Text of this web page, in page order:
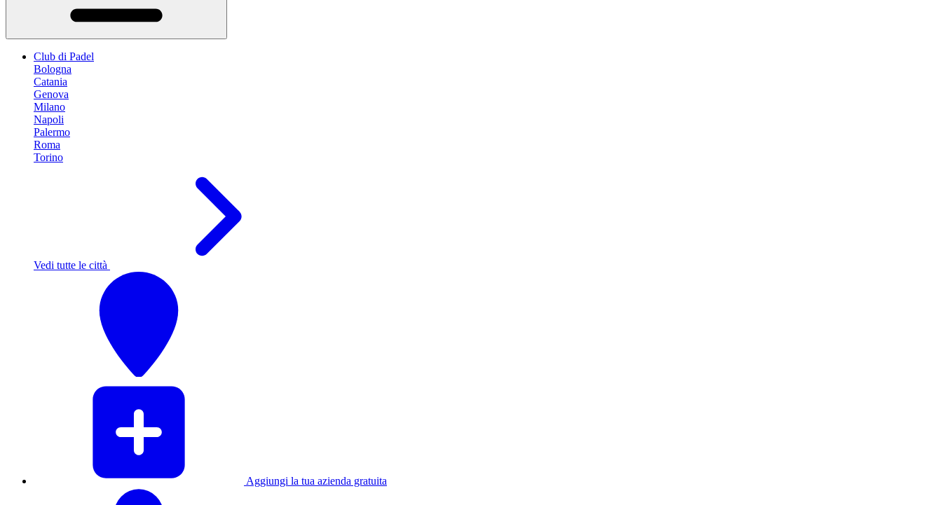
Club di Padel
Bologna
Catania
Genova
Milano
Napoli
Palermo
Roma
Torino
Vedi tutte le città
Aggiungi la tua azienda gratuita